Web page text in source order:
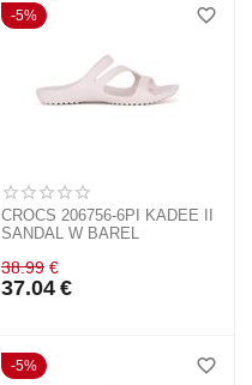
5%
CROCS 206756-6PI KADEE II
SANDAL W BAREL
38.99 €
37.04 €
5%